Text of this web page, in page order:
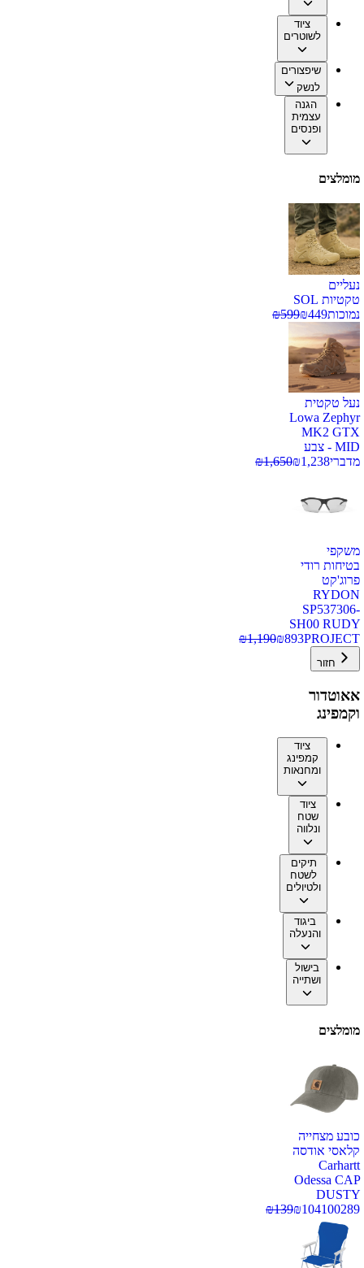
ציוד
לשוטרים
שיפצורים
לנשק
הגנה
עצמית
ופנסים
מומלצים
נעליים
טקטיות SOL
נמוכות
₪449
₪599
נעל טקטית
Lowa Zephyr
MK2 GTX
MID - צבע
מדברי
₪1,238
₪1,650
משקפי
בטיחות רודי
פרוג'קט
RYDON
SP537306-
SH00 RUDY
PROJECT
₪893
₪1,190
חזור
אאוטדור
וקמפינג
ציוד
קמפינג
ומחנאות
ציוד
שטח
ונלווה
תיקים
לשטח
ולטיולים
ביגוד
והנעלה
בישול
ושתייה
מומלצים
כובע מצחייה
קלאסי אודסה
Carhartt
Odessa CAP
DUSTY
100289
₪104
₪139